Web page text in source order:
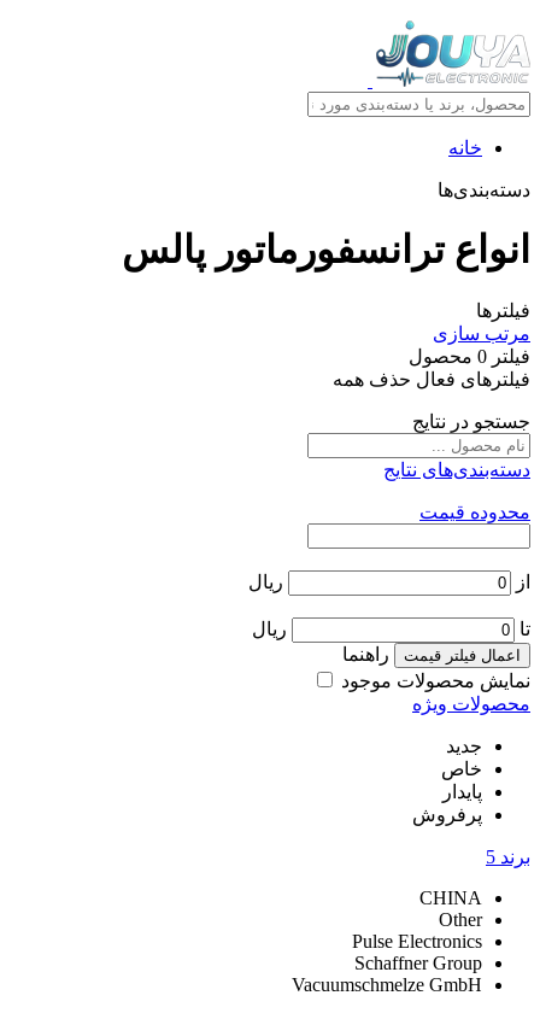
خانه
دسته‌بندی‌ها
انواع ترانسفورماتور پالس
فیلترها
مرتب سازی
فیلتر
محصول
فیلترهای فعال حذف همه
جستجو در نتایج
دسته‌بندی‌های نتایج
محدوده قیمت
ریال
تا ریال
اعمال فیلتر قیمت
راهنما
نمایش محصولات موجود
محصولات ویژه
جدید
خاص
پایدار
پرفروش
برند 5
CHINA
Other
Pulse Electronics
Schaffner Group
Vacuumschmelze GmbH